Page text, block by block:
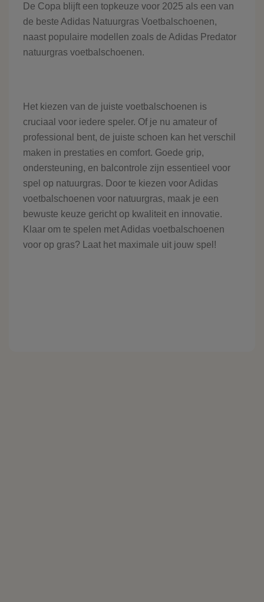
De Copa blijft een topkeuze voor 2025 als een van
de beste Adidas Natuurgras Voetbalschoenen,
naast populaire modellen zoals de Adidas Predator
natuurgras voetbalschoenen.
Het kiezen van de juiste voetbalschoenen is
cruciaal voor iedere speler. Of je nu amateur of
professional bent, de juiste schoen kan het verschil
maken in prestaties en comfort. Goede grip,
ondersteuning, en balcontrole zijn essentieel voor
spel op natuurgras. Door te kiezen voor Adidas
voetbalschoenen voor natuurgras, maak je een
bewuste keuze gericht op kwaliteit en innovatie.
Klaar om te spelen met Adidas voetbalschoenen
voor op gras? Laat het maximale uit jouw spel!